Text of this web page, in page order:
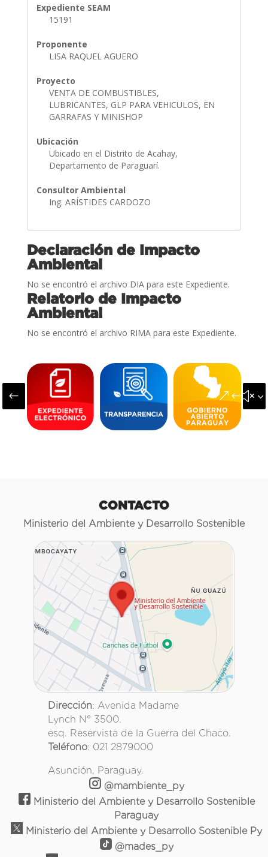
Expediente SEAM
15191
Proponente
LISA RAQUEL AGUERO
Proyecto
VENTA DE COMBUSTIBLES,
LUBRICANTES, GLP PARA VEHICULOS, EN
GARRAFAS Y MINISHOP
Ubicación
Ubicado en el Distrito de Acahay,
Departamento de Paraguarí.
Consultor Ambiental
Ing. ARÍSTIDES CARDOZO
Declaración de Impacto
Ambiental
No se encontró el archivo DIA para este Expediente.
Relatorio de Impacto
Ambiental
No se encontró el archivo RIMA para este Expediente.
#
CONTACTO
Ministerio del Ambiente y Desarrollo Sostenible
Dirección: Avenida Madame
Lynch N° 3500.
esq. Reservista de la Guerra del Chaco.
Teléfono: 021 2879000
Asunción, Paraguay.
@mambiente_py
Ministerio del Ambiente y Desarrollo Sostenible
Paraguay
Ministerio del Ambiente y Desarrollo Sostenible Py
@mades_py